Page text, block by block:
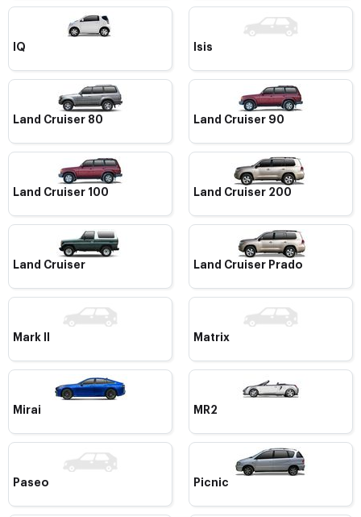
IQ Isis
Land Cruiser 80 Land Cruiser 90
Land Cruiser 100 Land Cruiser 200
Land Cruiser Land Cruiser Prado
Mark II Matrix
Mirai MR2
Paseo Picnic